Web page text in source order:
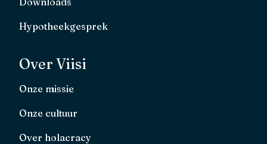
Hypotheekgesprek
Over Viisi
Onze missie
Onze cultuur
Over holacracy